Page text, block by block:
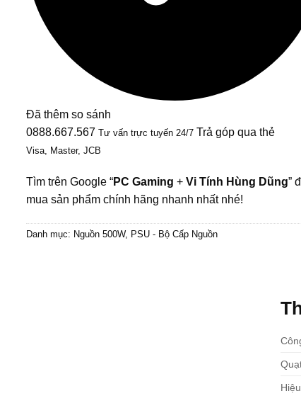
Đã thêm so sánh
0888.667.567 Tư vấn trực tuyến 24/7 Trả góp qua thẻ
Visa, Master, JCB
Tìm trên Google “PC Gaming + Vi Tính Hùng Dũng”
mua sản phẩm chính hãng nhanh nhất nhé!
Danh mục: Nguồn 500W, PSU - Bộ Cấp Nguồn